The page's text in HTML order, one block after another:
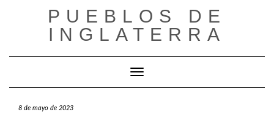
PUEBLOS DE
INGLATERRA
Cambiar modo de navegación
8 de mayo de 2023